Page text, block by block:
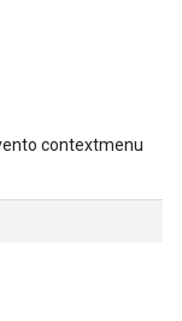
contextmenu